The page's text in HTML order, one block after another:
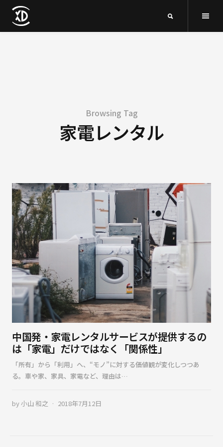
Browsing Tag
家電レンタル
中国発・家電レンタルサービスが提供するの
は「家電」だけではなく「関係性」
「所有」から「利用」へ、“モノ”に対する価値観が変化しつつあ
る。車や家、家具、家電など、理由は…
by小山 和之 2018年7月12日